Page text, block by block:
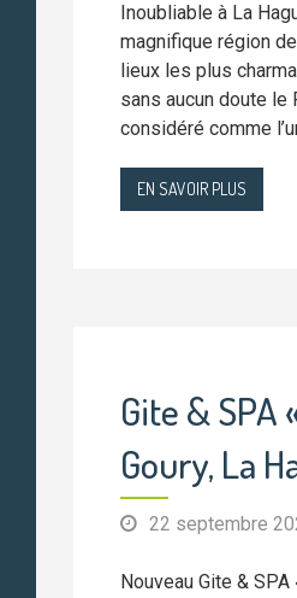
Inoubliable à La
magnifique région
lieux les plus
sans aucun doute le
considéré comme
EN SAVOIR PLUS
Gite & SPA
Goury, La
22 septembre
Nouveau Gite &